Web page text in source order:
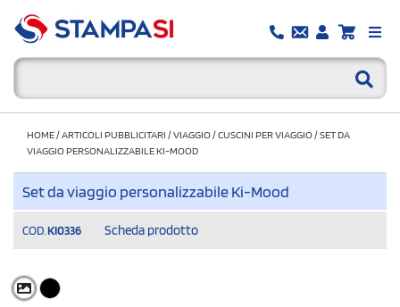
HOME/ARTICOLI PUBBLICITARI /VIAGGIO/CUSCINI PER VIAGGIO/SET DA
VIAGGIO PERSONALIZZABILE KI-MOOD
Set da viaggio personalizzabile Ki-Mood
COD. KI0336 Scheda prodotto